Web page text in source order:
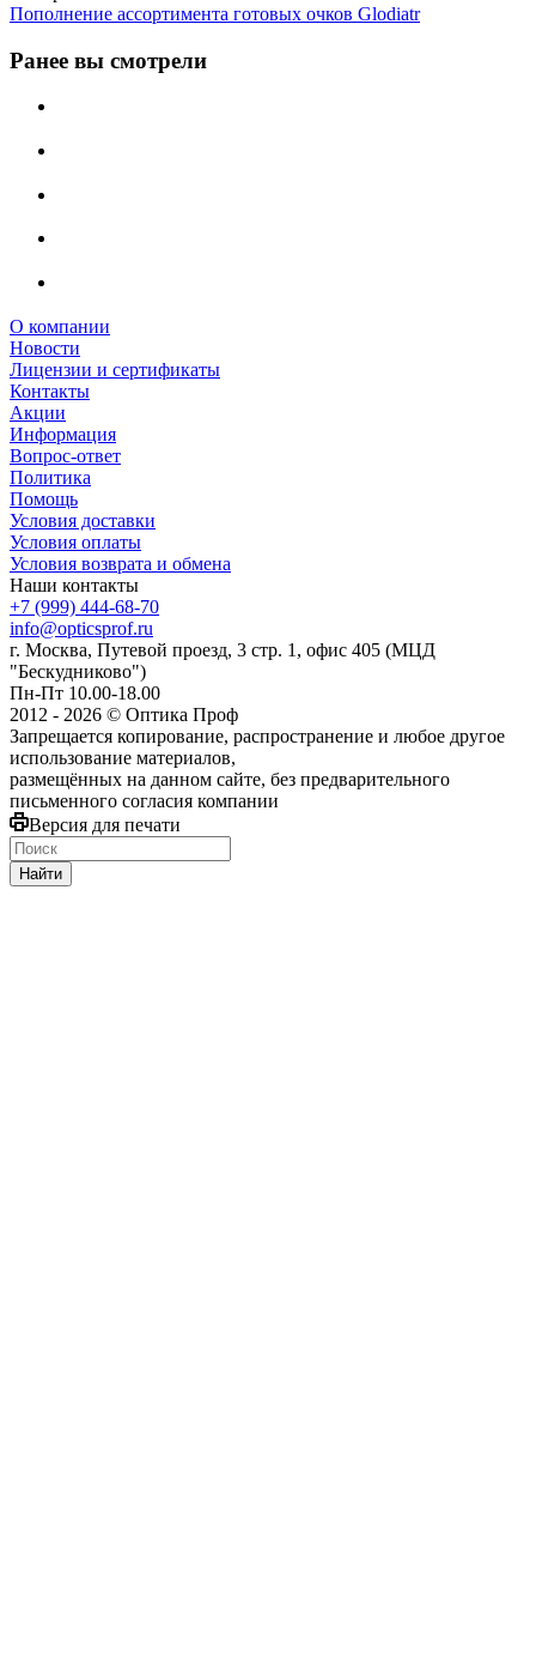
Пополнение ассортимента готовых очков Glodiatr
Ранее вы смотрели
О компании
Новости
Лицензии и сертификаты
Контакты
Акции
Информация
Вопрос-ответ
Политика
Помощь
Условия доставки
Условия оплаты
Условия возврата и обмена
Наши контакты
+7 (999) 444-68-70
info@opticsprof.ru
г. Москва, Путевой проезд, 3 стр. 1, офис 405 (МЦД
"Бескудниково")
Пн-Пт 10.00-18.00
2012 - 2026 © Оптика Проф
Запрещается копирование, распространение и любое другое
использование материалов,
размещённых на данном сайте, без предварительного
письменного согласия компании
Версия для печати
Найти